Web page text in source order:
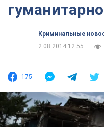
Криминальные
2.08.2014 12:55
175